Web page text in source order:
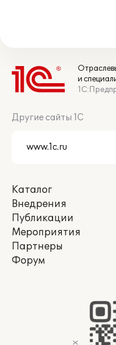
и
Другие сайты 1С
Каталог
Внедрения
Публикации
Мероприятия
Партнеры
Форум